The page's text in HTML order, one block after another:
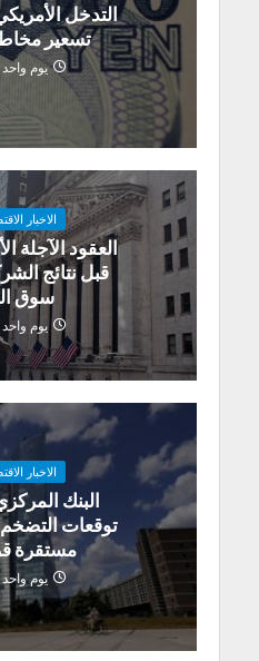
التدخل
تسعير
يوم
الاخبار
العقود الآجلة
قبل نتائج
سوق
يوم
الاخبار
البنك
توقعات
مستقرة
يوم